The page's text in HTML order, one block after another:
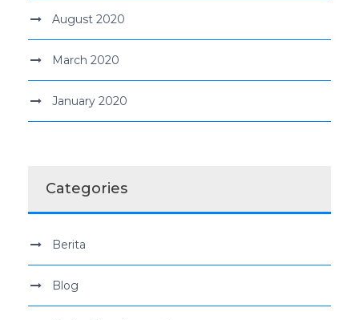
August 2020
March 2020
January 2020
Categories
Berita
Blog